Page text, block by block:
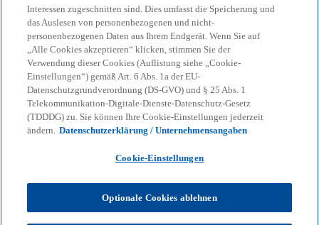
oder das Beste von
beidem: SAP S/4HANA im
Fokus
08-08-2024
i
n
i
r
i
e
n
i
r
i
e
n
Interessen zugeschnitten sind. Dies umfasst die Speicherung und
das Auslesen von personenbezogenen und nicht-
personenbezogenen Daten aus Ihrem Endgerät. Wenn Sie auf
„Alle Cookies akzeptieren“ klicken, stimmen Sie der
Verwendung dieser Cookies (Auflistung siehe „Cookie-
Einstellungen“) gemäß Art. 6 Abs. 1a der EU-
Datenschutzgrundverordnung (DS-GVO) und § 25 Abs. 1
Telekommunikation-Digitale-Dienste-Datenschutz-Gesetz
(TDDDG) zu. Sie können Ihre Cookie-Einstellungen jederzeit
ändern. Datenschutzerklärung / Unternehmensangaben
Cookie-Einstellungen
Optionale Cookies ablehnen